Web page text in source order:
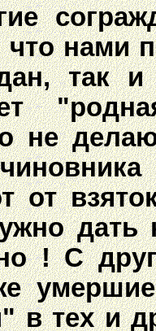
что нами
так
не
от
дать
! С
в тех и